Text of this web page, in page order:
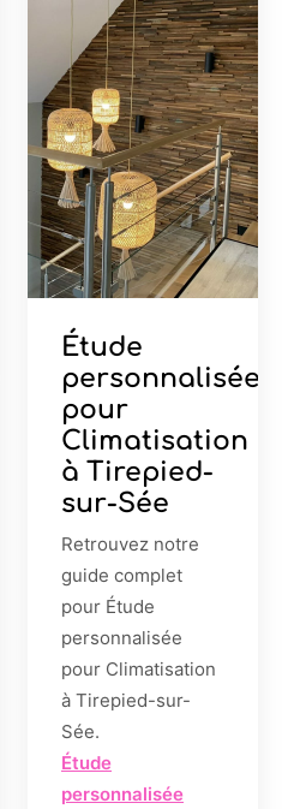
Étude
personnalisée
pour
Climatisation
à Tirepied-
sur-Sée
Retrouvez notre
guide complet
pour Étude
personnalisée
pour Climatisation
à Tirepied-sur-
Sée.
Étude
personnalisée